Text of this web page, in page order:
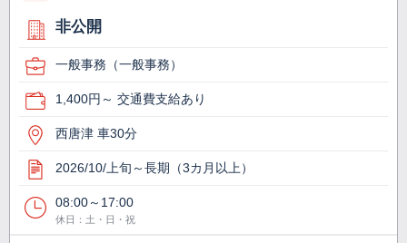
非公開
一般事務（一般事務）
1,400円～ 交通費支給あり
西唐津 車30分
2026/10/上旬～長期（3カ月以上）
08:00～17:00
休日：土・日・祝